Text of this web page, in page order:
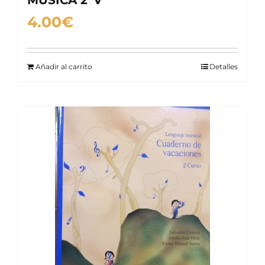
4.00€
Añadir al carrito Detalles